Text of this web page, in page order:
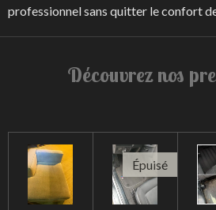
professionnel sans quitter le confort
Découvrez nos
Épuisé